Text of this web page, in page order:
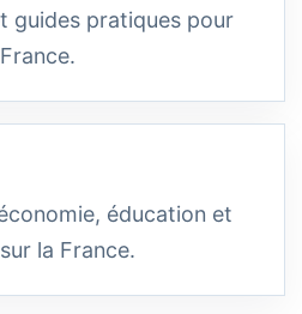
guides pratiques pour
éducation et
la France.